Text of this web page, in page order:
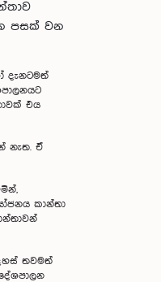
පසක් වන
දැනටමත්
එය
නැත. ඒ
කාන්තා
තවමත්